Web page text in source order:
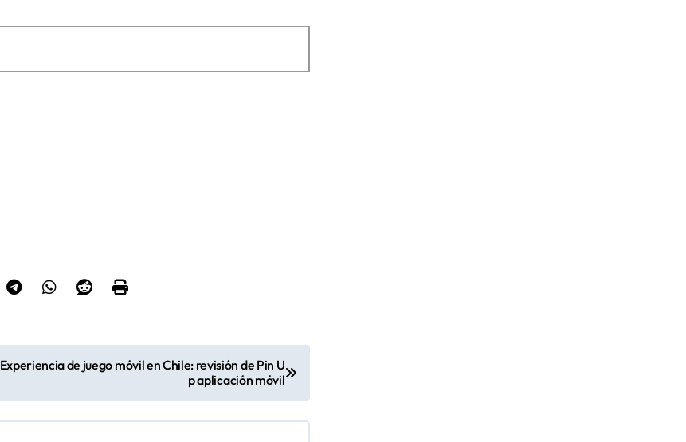
Experiencia de juego móvil en Chile: revisión de Pin U
p aplicación móvil